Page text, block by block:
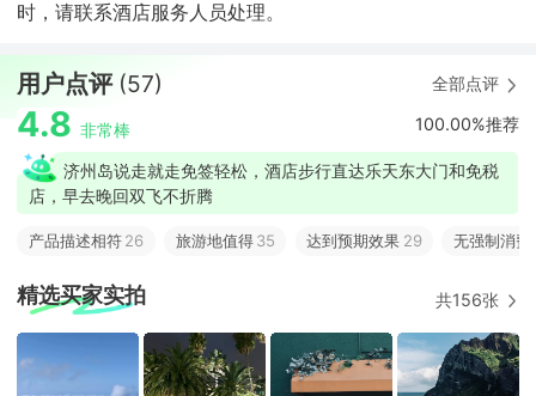
时，请联系酒店服务人员处理。
用户点评 (57) 全部点评
4.8 非常棒 100.00%推荐
济州岛说走就走免签轻松，酒店步行直达乐天东大门和免税
店，早去晚回双飞不折腾
产品描述相符26 旅游地值得 35 达到预期效果 29 无强制消费
精选买家实拍 共156张